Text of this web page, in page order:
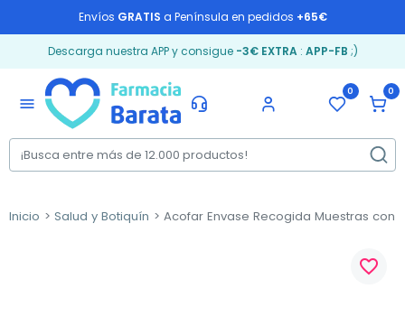
Envíos GRATIS a Península en pedidos +65€
Descarga nuestra APP y consigue -3€ EXTRA: APP-FB ;)
menu
0 0
Inicio Salud y Botiquín Acofar Envase Recogida Muestras con
favorite_border